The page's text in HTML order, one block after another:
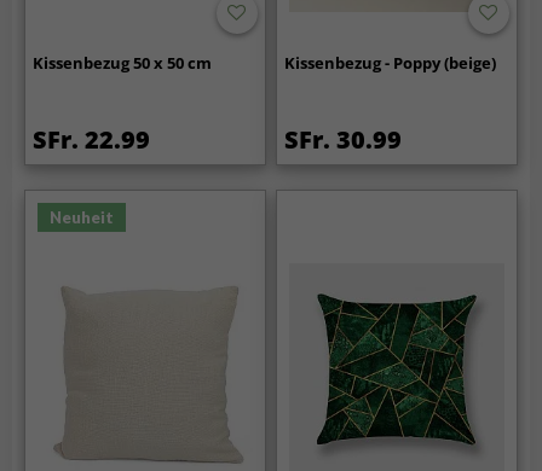
Kissenbezug 50 x 50 cm
SFr. 22.99
Kissenbezug - Poppy (beige)
SFr. 30.99
Neuheit